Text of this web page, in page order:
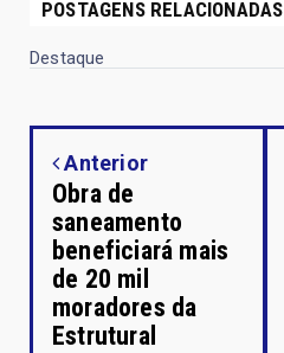
POSTAGENS RELACIONADAS
Destaque
Anterior
Obra de
saneamento
beneficiará mais
de 20 mil
moradores da
Estrutural